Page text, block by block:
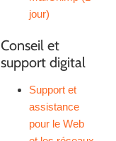
jour)
Conseil et
support digital
Support et
assistance
pour le Web